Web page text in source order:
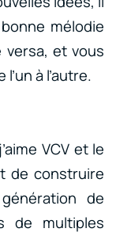
mélodie
versa, et vous
à l’autre.
VCV et le
de construire
de
de multiples